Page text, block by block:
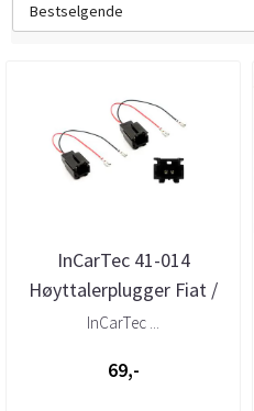
Bestselgende
InCarTec 41-014
Høyttalerplugger Fiat /
Citroën / Peugeot / Opel /
InCarTec ...
69,-